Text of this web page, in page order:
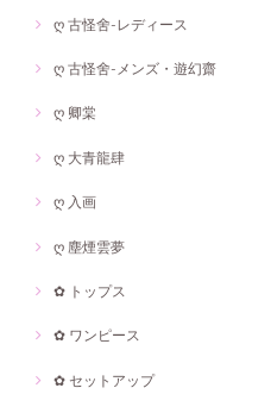
ღ 古怪舍-レディース
ღ 古怪舍-メンズ・遊幻齋
ღ 卿棠
ღ 大青龍肆
ღ 入画
ღ 塵煙雲夢
✿ トップス
✿ ワンピース
✿ セットアップ